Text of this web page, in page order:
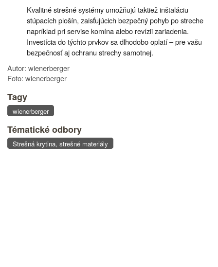
Kvalitné strešné systémy umožňujú taktiež inštaláciu
stúpacích plošín, zaisťujúcich bezpečný pohyb po streche
napríklad pri servise komína alebo revízii zariadenia.
Investícia do týchto prvkov sa dlhodobo oplatí – pre vašu
bezpečnosť aj ochranu strechy samotnej.
Autor: wienerberger
Foto: wienerberger
Tagy
wienerberger
Tématické odbory
Strešná krytina, strešné materiály